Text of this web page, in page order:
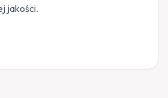
jakości.